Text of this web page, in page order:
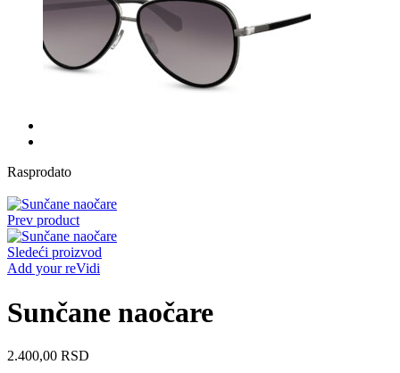
Rasprodato
Prev product
Sledeći proizvod
Add your reVidi
Sunčane naočare
2.400,00 RSD